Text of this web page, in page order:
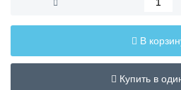
В
Купить в